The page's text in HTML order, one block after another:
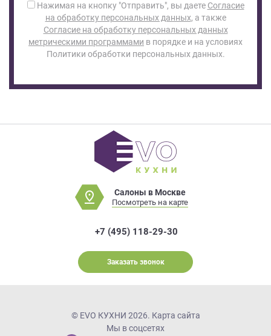
Нажимая на кнопку "Отправить", вы даете Согласие
на обработку персональных данных, а также
Согласие на обработку персональных данных
метрическими программами в порядке и на условиях
Политики обработки персональных данных.
Салоны в Москве
Посмотреть на карте
+7 (495) 118-29-30
Заказать звонок
© EVO КУХНИ 2026. Карта сайта
Мы в соцсетях